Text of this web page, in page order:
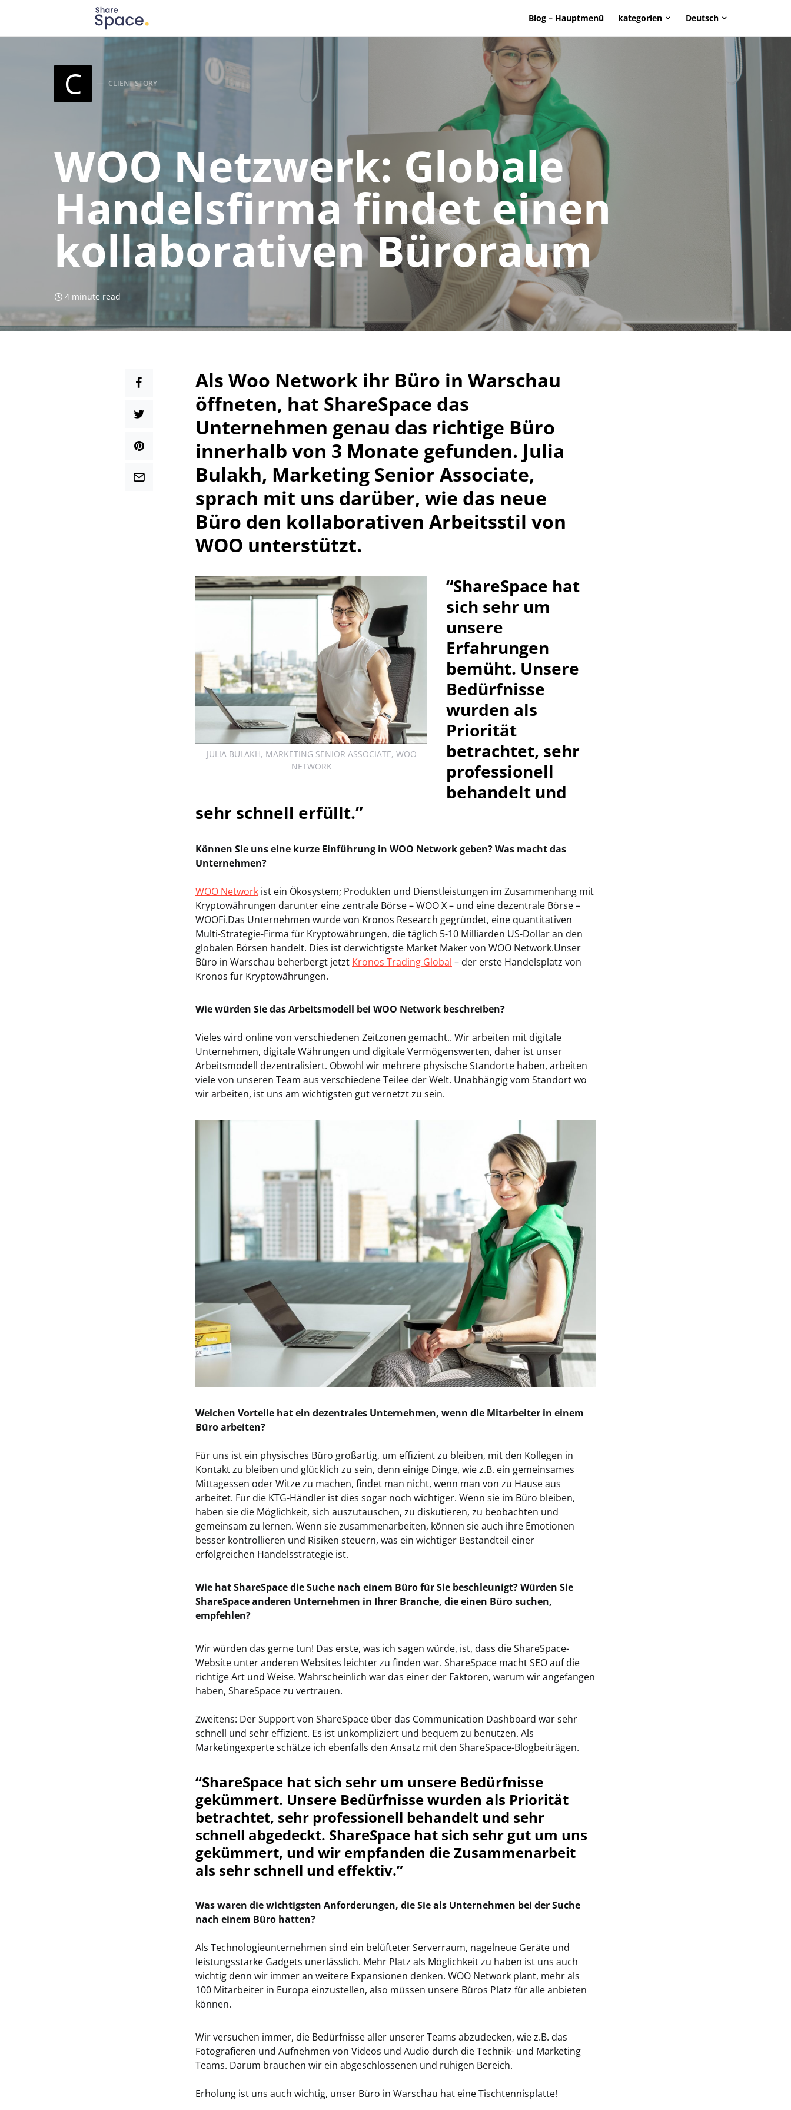
Blog – Hauptmenü kategorien Deutsch
Search for:
When autocomplete results are available use up and down arrows to review and enter to go to the desired page. Touch device users, explore by touch or with swipe
C CLIENT STORY
WOO Netzwerk: Globale
Handelsfirma findet einen
kollaborativen Büroraum
4 minute read
Als Woo Network ihr Büro in Warschau
öffneten, hat ShareSpace das
Unternehmen genau das richtige Büro
innerhalb von 3 Monate gefunden. Julia
Bulakh, Marketing Senior Associate,
sprach mit uns darüber, wie das neue
Büro den kollaborativen Arbeitsstil von
WOO unterstützt.
JULIA BULAKH, MARKETING SENIOR ASSOCIATE, WOO
NETWORK
“ShareSpace hat
sich sehr um
unsere
Erfahrungen
bemüht. Unsere
Bedürfnisse
wurden als
Priorität
betrachtet, sehr
professionell
behandelt und
sehr schnell erfüllt.”
Können Sie uns eine kurze Einführung in WOO Network geben? Was macht das
Unternehmen?
WOO Network ist ein Ökosystem; Produkten und Dienstleistungen im Zusammenhang mit
Kryptowährungen darunter eine zentrale Börse – WOO X – und eine dezentrale Börse –
WOOFi.Das Unternehmen wurde von Kronos Research gegründet, eine quantitativen
Multi-Strategie-Firma für Kryptowährungen, die täglich 5-10 Milliarden US-Dollar an den
globalen Börsen handelt. Dies ist derwichtigste Market Maker von WOO Network.Unser
Büro in Warschau beherbergt jetzt Kronos Trading Global – der erste Handelsplatz von
Kronos fur Kryptowährungen.
Wie würden Sie das Arbeitsmodell bei WOO Network beschreiben?
Vieles wird online von verschiedenen Zeitzonen gemacht.. Wir arbeiten mit digitale
Unternehmen, digitale Währungen und digitale Vermögenswerten, daher ist unser
Arbeitsmodell dezentralisiert. Obwohl wir mehrere physische Standorte haben, arbeiten
viele von unseren Team aus verschiedene Teilee der Welt. Unabhängig vom Standort wo
wir arbeiten, ist uns am wichtigsten gut vernetzt zu sein.
Welchen Vorteile hat ein dezentrales Unternehmen, wenn die Mitarbeiter in einem
Büro arbeiten?
Für uns ist ein physisches Büro großartig, um effizient zu bleiben, mit den Kollegen in
Kontakt zu bleiben und glücklich zu sein, denn einige Dinge, wie z.B. ein gemeinsames
Mittagessen oder Witze zu machen, findet man nicht, wenn man von zu Hause aus
arbeitet. Für die KTG-Händler ist dies sogar noch wichtiger. Wenn sie im Büro bleiben,
haben sie die Möglichkeit, sich auszutauschen, zu diskutieren, zu beobachten und
gemeinsam zu lernen. Wenn sie zusammenarbeiten, können sie auch ihre Emotionen
besser kontrollieren und Risiken steuern, was ein wichtiger Bestandteil einer
erfolgreichen Handelsstrategie ist.
Wie hat ShareSpace die Suche nach einem Büro für Sie beschleunigt? Würden Sie
ShareSpace anderen Unternehmen in Ihrer Branche, die einen Büro suchen,
empfehlen?
Wir würden das gerne tun! Das erste, was ich sagen würde, ist, dass die ShareSpace-
Website unter anderen Websites leichter zu finden war. ShareSpace macht SEO auf die
richtige Art und Weise. Wahrscheinlich war das einer der Faktoren, warum wir angefangen
haben, ShareSpace zu vertrauen.
Zweitens: Der Support von ShareSpace über das Communication Dashboard war sehr
schnell und sehr effizient. Es ist unkompliziert und bequem zu benutzen. Als
Marketingexperte schätze ich ebenfalls den Ansatz mit den ShareSpace-Blogbeiträgen.
“ShareSpace hat sich sehr um unsere Bedürfnisse
gekümmert. Unsere Bedürfnisse wurden als Priorität
betrachtet, sehr professionell behandelt und sehr
schnell abgedeckt. ShareSpace hat sich sehr gut um uns
gekümmert, und wir empfanden die Zusammenarbeit
als sehr schnell und effektiv.”
Was waren die wichtigsten Anforderungen, die Sie als Unternehmen bei der Suche
nach einem Büro hatten?
Als Technologieunternehmen sind ein belüfteter Serverraum, nagelneue Geräte und
leistungsstarke Gadgets unerlässlich. Mehr Platz als Möglichkeit zu haben ist uns auch
wichtig denn wir immer an weitere Expansionen denken. WOO Network plant, mehr als
100 Mitarbeiter in Europa einzustellen, also müssen unsere Büros Platz für alle anbieten
können.
Wir versuchen immer, die Bedürfnisse aller unserer Teams abzudecken, wie z.B. das
Fotografieren und Aufnehmen von Videos und Audio durch die Technik- und Marketing
Teams. Darum brauchen wir ein abgeschlossenen und ruhigen Bereich.
Erholung ist uns auch wichtig, unser Büro in Warschau hat eine Tischtennisplatte!